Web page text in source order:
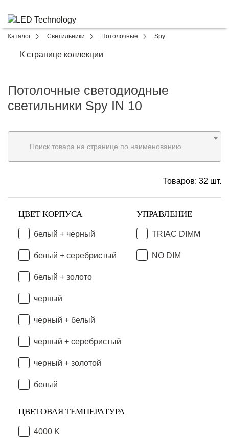
Каталог Светильники Потолочные Spy
К странице коллекции
Потолочные светодиодные
светильники Spy IN 10
Поиск товара на странице по наименованию
Товаров: 32 шт.
ЦВЕТ КОРПУСА
белый + черный
белый + серебристый
белый + золото
черный
черный + белый
черный + серебристый
черный + золотой
белый
УПРАВЛЕНИЕ
TRIAC DIMM
NO DIM
ЦВЕТОВАЯ ТЕМПЕРАТУРА
4000 K